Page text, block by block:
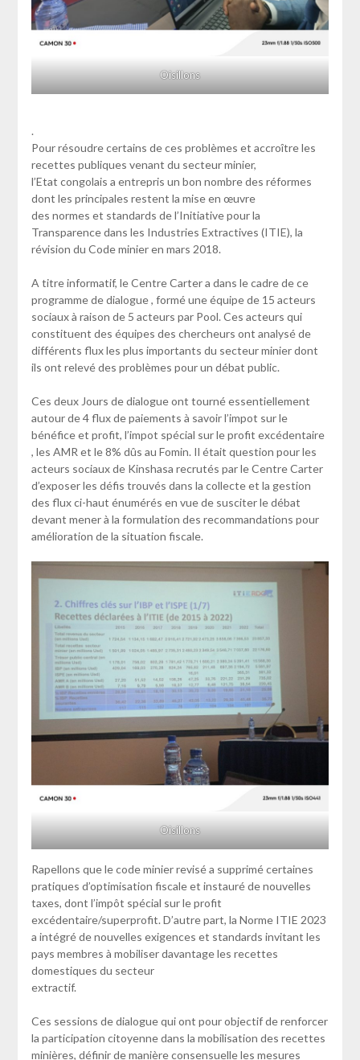
Oisillons
.
Pour résoudre certains de ces problèmes et accroître les
recettes publiques venant du secteur minier,
l’Etat congolais a entrepris un bon nombre des réformes
dont les principales restent la mise en œuvre
des normes et standards de l’Initiative pour la
Transparence dans les Industries Extractives (ITIE), la
révision du Code minier en mars 2018.
A titre informatif, le Centre Carter a dans le cadre de ce
programme de dialogue , formé une équipe de 15 acteurs
sociaux à raison de 5 acteurs par Pool. Ces acteurs qui
constituent des équipes des chercheurs ont analysé de
différents flux les plus importants du secteur minier dont
ils ont relevé des problèmes pour un débat public.
Ces deux Jours de dialogue ont tourné essentiellement
autour de 4 flux de paiements à savoir l’impot sur le
bénéfice et profit, l’impot spécial sur le profit excédentaire
, les AMR et le 8% dûs au Fomin. Il était question pour les
acteurs sociaux de Kinshasa recrutés par le Centre Carter
d’exposer les défis trouvés dans la collecte et la gestion
des flux ci-haut énumérés en vue de susciter le débat
devant mener à la formulation des recommandations pour
amélioration de la situation fiscale.
Oisillons
Rapellons que le code minier revisé a supprimé certaines
pratiques d’optimisation fiscale et instauré de nouvelles
taxes, dont l’impôt spécial sur le profit
excédentaire/superprofit. D’autre part, la Norme ITIE 2023
a intégré de nouvelles exigences et standards invitant les
pays membres à mobiliser davantage les recettes
domestiques du secteur
extractif.
Ces sessions de dialogue qui ont pour objectif de renforcer
la participation citoyenne dans la mobilisation des recettes
minières, définir de manière consensuelle les mesures